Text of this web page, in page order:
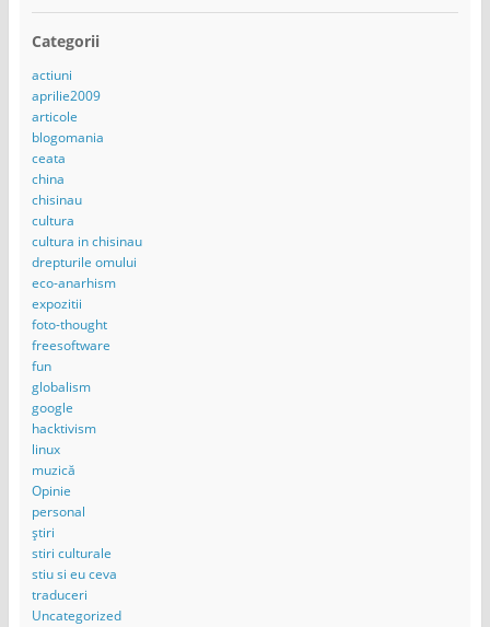
Categorii
actiuni
aprilie2009
articole
blogomania
ceata
china
chisinau
cultura
cultura in chisinau
drepturile omului
eco-anarhism
expozitii
foto-thought
freesoftware
fun
globalism
google
hacktivism
linux
muzică
Opinie
personal
știri
stiri culturale
stiu si eu ceva
traduceri
Uncategorized